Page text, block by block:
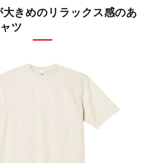
大きめのリラックス感のあ
ツ